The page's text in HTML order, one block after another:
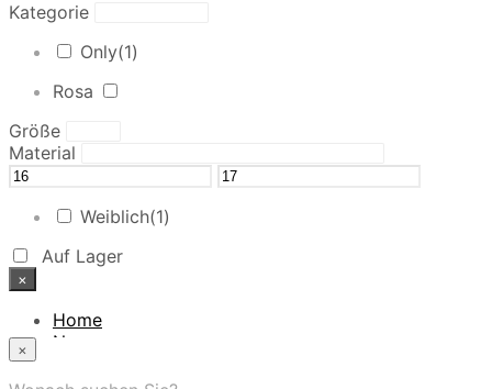
Kategorie
Only(1)
Rosa
Größe
Material
Weiblich(1)
Auf Lager
×
Home
News
×